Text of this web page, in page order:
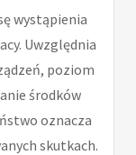
wystąpienia
Uwzględnia
poziom
środków
oznacza
skutkach.